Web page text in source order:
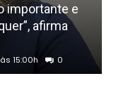
importante e
afirma
15:00h 0